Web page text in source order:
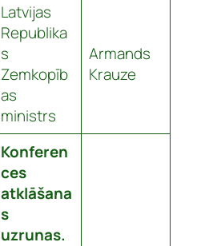
Latvijas
Republika
s
Zemkopīb
as
ministrs
Armands
Krauze
Konferen
ces
atklāšana
s
uzrunas.